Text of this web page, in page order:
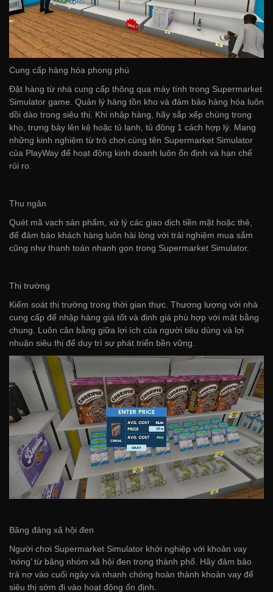
Cung cấp hàng hóa phong phú
Đặt hàng từ nhà cung cấp thông qua máy tính trong Supermarket
Simulator game. Quản lý hàng tồn kho và đảm bảo hàng hóa luôn
dồi dào trong siêu thị. Khi nhập hàng, hãy sắp xếp chúng trong
kho, trưng bày lên kệ hoặc tủ lạnh, tủ đông 1 cách hợp lý. Mang
những kinh nghiệm từ trò chơi cùng tên Supermarket Simulator
của PlayWay để hoạt động kinh doanh luôn ổn định và hạn chế
rủi ro.
Thu ngân
Quét mã vạch sản phẩm, xử lý các giao dịch tiền mặt hoặc thẻ,
để đảm bảo khách hàng luôn hài lòng với trải nghiệm mua sắm
cũng như thanh toán nhanh gọn trong Supermarket Simulator.
Thị trường
Kiểm soát thị trường trong thời gian thực. Thương lượng với nhà
cung cấp để nhập hàng giá tốt và định giá phù hợp với mặt bằng
chung. Luôn cân bằng giữa lợi ích của người tiêu dùng và lợi
nhuận siêu thị để duy trì sự phát triển bền vững.
Băng đảng xã hội đen
Người chơi Supermarket Simulator khởi nghiệp với khoản vay
‘nóng’ từ băng nhóm xã hội đen trong thành phố. Hãy đảm bảo
trả nợ vào cuối ngày và nhanh chóng hoàn thành khoản vay để
siêu thị sớm đi vào hoạt động ổn định.